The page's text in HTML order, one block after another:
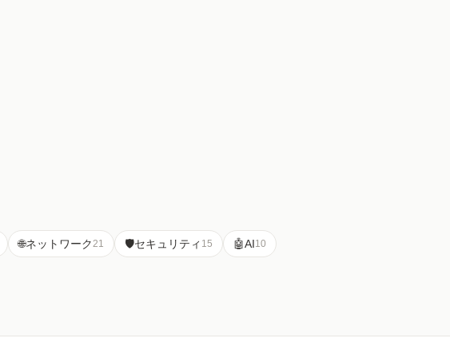
🌐ネットワーク21 🛡️セキュリティ 15 🤖AI10